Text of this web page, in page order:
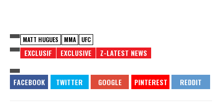
MATT HUGUES MMA UFC
EXCLUSIF EXCLUSIVE Z-LATEST NEWS